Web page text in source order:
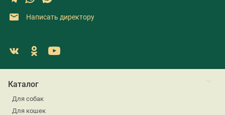
Написать директору
Каталог
Для собак
Для кошек